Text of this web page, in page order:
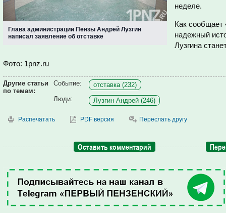
Глава администрации Пензы Андрей Лузгин
написал заявление об отставке
неделе.
Как сообщает
надежный
Лузгина
Фото: 1pnz.ru
Другие статьи
по темам:
Событие:
отставка (232)
Люди:
Лузгин Андрей (246)
Распечатать PDF версия Переслать другу
Оставить комментарий